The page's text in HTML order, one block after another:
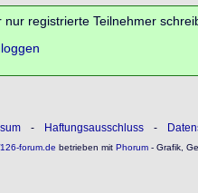
registrierte Teilnehmer
- Haftungsausschluss -
forum.de betrieben mitPhorum- Grafik,